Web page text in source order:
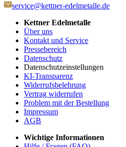
service@kettner-edelmetalle.de
Kettner Edelmetalle
Über uns
Kontakt und Service
Pressebereich
Datenschutz
Datenschutzeinstellungen
KI-Transparenz
Widerrufsbelehrung
Vertrag widerrufen
Problem mit der Bestellung
Impressum
AGB
Wichtige Informationen